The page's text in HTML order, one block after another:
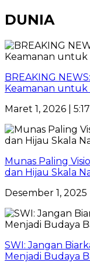
DUNIA
BREAKING
Keamanan untuk
Maret 1, 2026 |
Munas Paling
dan Hijau Skala
Desember 1,
SWI: Jangan
Menjadi Budaya